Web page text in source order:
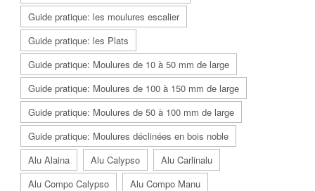
Guide pratique: les moulures escalier
Guide pratique: les Plats
Guide pratique: Moulures de 10 à 50 mm de large
Guide pratique: Moulures de 100 à 150 mm de large
Guide pratique: Moulures de 50 à 100 mm de large
Guide pratique: Moulures déclinées en bois noble
Alu Alaina
Alu Calypso
Alu Carlinalu
Alu Compo Calypso
Alu Compo Manu